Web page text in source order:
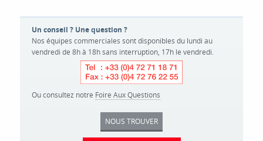
Un conseil ? Une question ?
Nos équipes commerciales sont disponibles du lundi au
vendredi de 8h à 18h sans interruption, 17h le vendredi.
Ou consultez notre Foire Aux Questions
NOUS TROUVER